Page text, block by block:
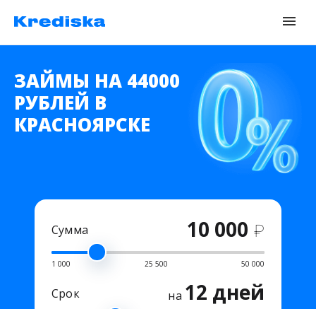
ЗАЙМЫ НА 44000
РУБЛЕЙ В
КРАСНОЯРСКЕ
Сумма 10 000 ₽
1 000 25 500 50 000
Срок на 12 дней